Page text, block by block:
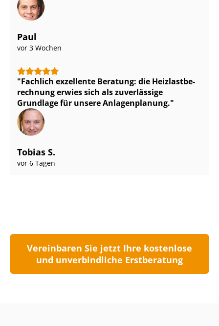
Paul
vor 3 Wochen
Fachlich exzellente Beratung: die Heiz­last­be­
rech­nung erwies sich als zuverlässige
Grundlage für unsere Anlagenplanung.
Tobias S.
vor 6 Tagen
Vereinbaren Sie jetzt Ihre kostenlose
und unverbindliche Erstberatung